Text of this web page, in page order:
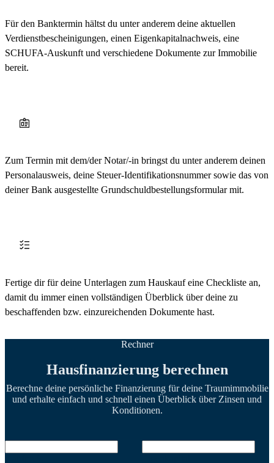
Für den Banktermin hältst du unter anderem deine aktuellen
Verdienstbescheinigungen, einen Eigenkapitalnachweis, eine
SCHUFA-Auskunft und verschiedene Dokumente zur Immobilie
bereit.
Zum Termin mit dem/der Notar/-in bringst du unter anderem deinen
Personalausweis, deine Steuer-Identifikationsnummer sowie das von
deiner Bank ausgestellte Grundschuldbestellungsformular mit.
Fertige dir für deine Unterlagen zum Hauskauf eine Checkliste an,
damit du immer einen vollständigen Überblick über deine zu
beschaffenden bzw. einzureichenden Dokumente hast.
Rechner
Hausfinanzierung berechnen
Berechne deine persönliche Finanzierung für deine Traumimmobilie
und erhalte einfach und schnell einen Überblick über Zinsen und
Konditionen.